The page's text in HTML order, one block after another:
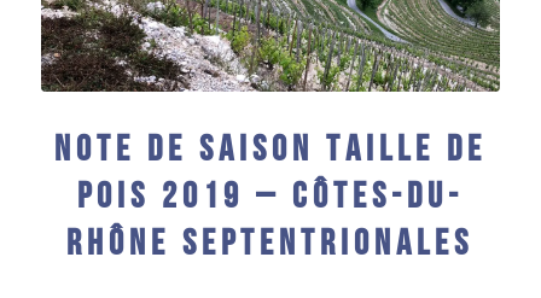
Note de saison Taille de
pois 2019 – Côtes-du-
Rhône septentrionales